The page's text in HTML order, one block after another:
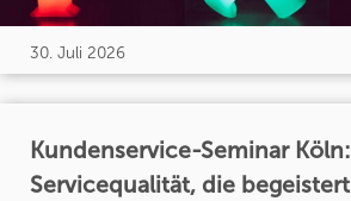
30. Juli 2026
Kundenservice-Seminar Köln:
Servicequalität, die begeistert